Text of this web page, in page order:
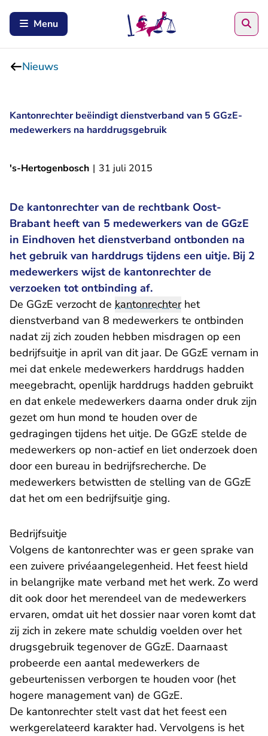
Menu
Nieuws
Kantonrechter beëindigt dienstverband van 5 GGzE-
medewerkers na harddrugsgebruik
's-Hertogenbosch | 31 juli 2015
De kantonrechter van de rechtbank Oost-
Brabant heeft van 5 medewerkers van de GGzE
in Eindhoven het dienstverband ontbonden na
het gebruik van harddrugs tijdens een uitje. Bij 2
medewerkers wijst de kantonrechter de
verzoeken tot ontbinding af.
De GGzE verzocht de kantonrechterhet
dienstverband van 8 medewerkers te ontbinden
nadat zij zich zouden hebben misdragen op een
bedrijfsuitje in april van dit jaar. De GGzE vernam in
mei dat enkele medewerkers harddrugs hadden
meegebracht, openlijk harddrugs hadden gebruikt
en dat enkele medewerkers daarna onder druk zijn
gezet om hun mond te houden over de
gedragingen tijdens het uitje. De GGzE stelde de
medewerkers op non-actief en liet onderzoek doen
door een bureau in bedrijfsrecherche. De
medewerkers betwistten de stelling van de GGzE
dat het om een bedrijfsuitje ging.
Bedrijfsuitje
Volgens de kantonrechter was er geen sprake van
een zuivere privéaangelegenheid. Het feest hield
in belangrijke mate verband met het werk. Zo werd
dit ook door het merendeel van de medewerkers
ervaren, omdat uit het dossier naar voren komt dat
zij zich in zekere mate schuldig voelden over het
drugsgebruik tegenover de GGzE. Daarnaast
probeerde een aantal medewerkers de
gebeurtenissen verborgen te houden voor (het
hogere management van) de GGzE.
De kantonrechter stelt vast dat het feest een
werkgerelateerd karakter had. Vervolgens is het